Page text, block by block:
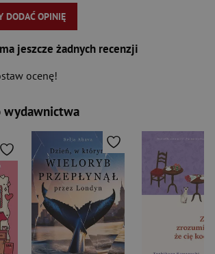
DODAĆ OPINIĘ
jeszcze żadnych recenzji
ocenę!
wydawnictwa